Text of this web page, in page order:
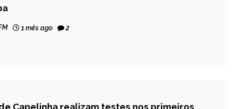
1 mês ago 2
Capelinha realizam testes nos primeiros